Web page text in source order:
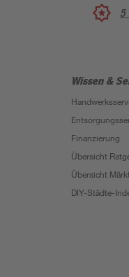
5
Wissen &
Finanzierung
Übersicht
Übersicht
DIY-Städte-